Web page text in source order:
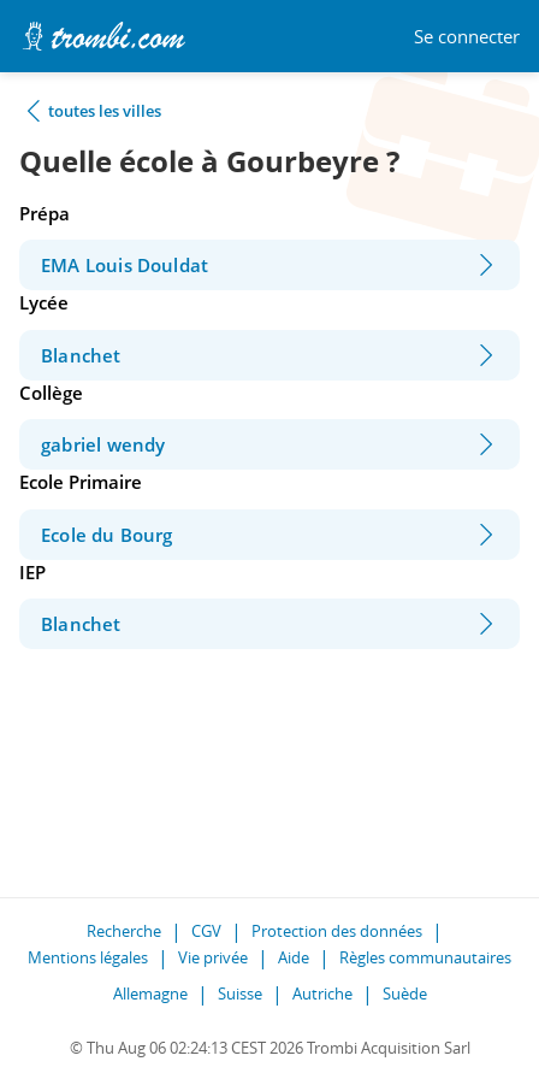
Se connecter
toutes les villes
Quelle école à Gourbeyre ?
Prépa
EMA Louis Douldat
Lycée
Blanchet
Collège
gabriel wendy
Ecole Primaire
Ecole du Bourg
IEP
Blanchet
Recherche CGV
Protection des données
Mentions légales
Vie privée Aide
Règles communautaires
Allemagne
Suisse Autriche Suède
© Thu Aug 06 02:24:13 CEST 2026 Trombi Acquisition Sarl